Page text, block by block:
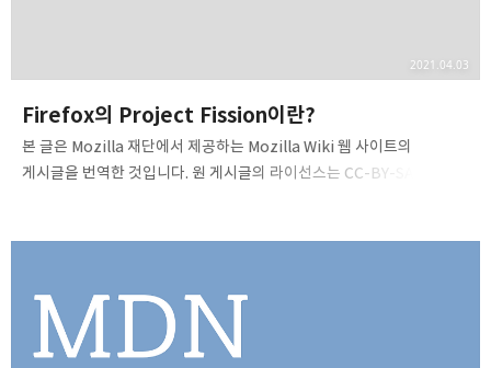
Firefox의 Project Fission이란?
2021.04.03
본 글은 Mozilla 재단에서 제공하는 Mozilla Wiki 웹 사이트의
게시글을 번역한 것입니다. 원 게시글의 라이선스는 CC-BY-SA 3.0
Mozilla가 구현한 Firefox의 웹사이트 격리 체계입니다. 사이트 격리는
보안 기능의 일종으로 방대한 범위의 보안 버그로부터 추가적인 보호
기능을 합니다. 사이트 격리는 웹 페이지, 웹 프레임 등을 안전하게